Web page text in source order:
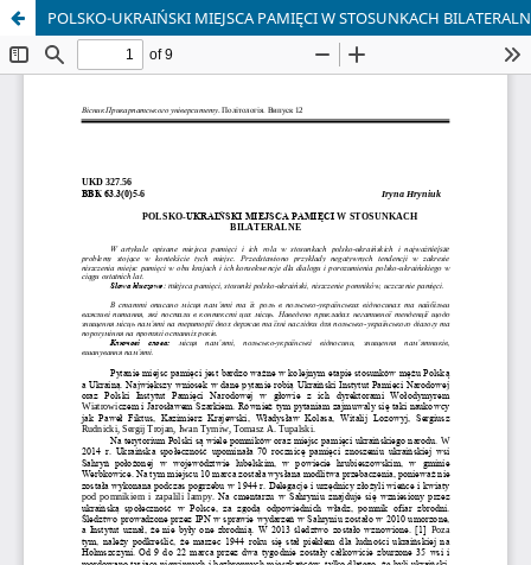
POLSKO-UKRAIŃSKI MIEJSCA PAMIĘCI W STOSUNKACH